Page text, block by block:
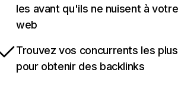
les avant qu'ils ne nuisent à
web
Trouvez vos concurrents les
pour obtenir des backlinks